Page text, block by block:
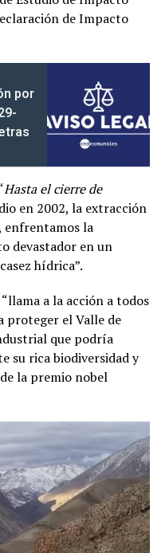
de Impacto
por
Hasta el cierre de
en 2002, la extracción
enfrentamos la
devastador en un
hídrica”.
a la acción a todos
proteger el Valle de
que podría
su rica biodiversidad y
la premio nobel